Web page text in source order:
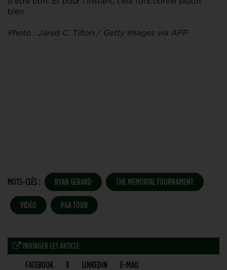
bien.
Photo : Jared C. Tilton / Getty Images via AFP
MOTS-CLÉS : RYAN GERARD THE MEMORIAL TOURNAMENT
VIDÉO PGA TOUR
PARTAGER CET ARTICLE
FACEBOOK X LINKEDIN E-MAIL